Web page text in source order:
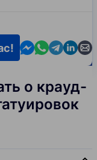
Contact us in
Contact us
Contact
о крауд-